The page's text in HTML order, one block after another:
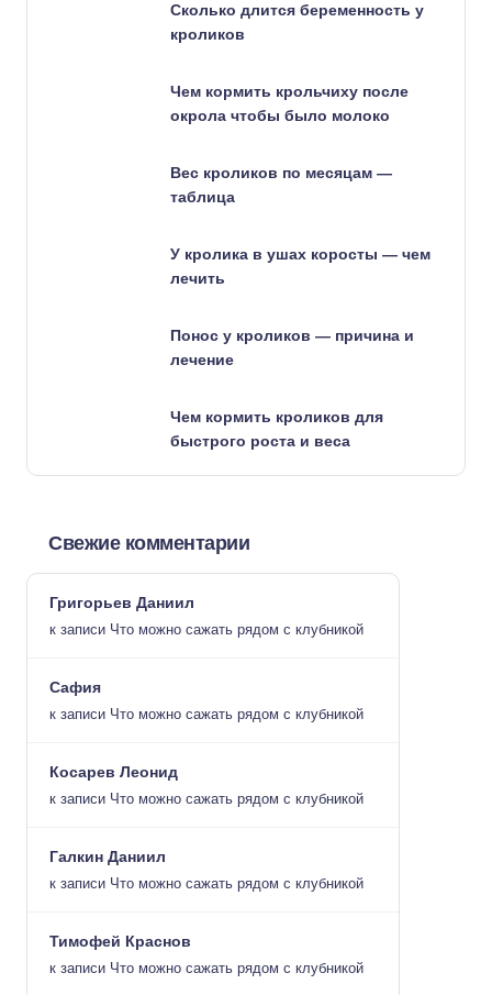
Сколько длится беременность у
кроликов
Чем кормить крольчиху после
окрола чтобы было молоко
Вес кроликов по месяцам —
таблица
У кролика в ушах коросты — чем
лечить
Понос у кроликов — причина и
лечение
Чем кормить кроликов для
быстрого роста и веса
Свежие комментарии
Григорьев Даниил
к записи Что можно сажать рядом с клубникой
Сафия
к записи Что можно сажать рядом с клубникой
Косарев Леонид
к записи Что можно сажать рядом с клубникой
Галкин Даниил
к записи Что можно сажать рядом с клубникой
Тимофей Краснов
к записи Что можно сажать рядом с клубникой